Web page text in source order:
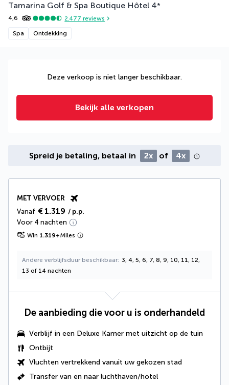
Tamarina Golf & Spa Boutique Hôtel 4*
4,6 2.477 reviews
Spa Ontdekking
Deze verkoop is niet langer beschikbaar.
Bekijk alle verkopen
Spreid je betaling, betaal in 2x of 4x
MET VERVOER
Vanaf € 1.319 / p.p.
Voor 4 nachten
Win 1.319+Miles
Andere verblijfsduur beschikbaar 3, 4, 5, 6, 7, 8, 9, 10, 11, 12,
13 of 14 nachten
De aanbieding die voor u is onderhandeld
Verblijf in een Deluxe Kamer met uitzicht op de tuin
Ontbijt
Vluchten vertrekkend vanuit uw gekozen stad
Transfer van en naar luchthaven/hotel